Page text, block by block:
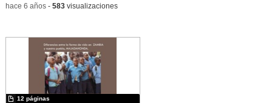
-hace 6 años- 583visualizaciones
12 páginas